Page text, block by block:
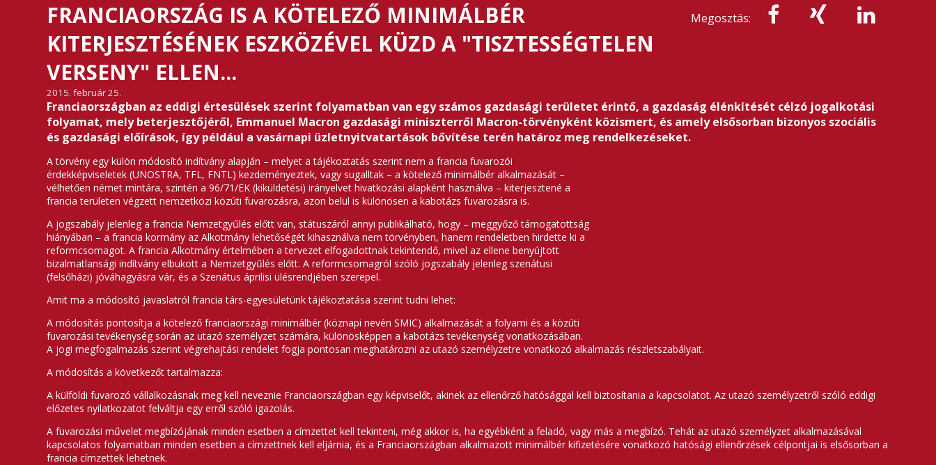
Megosztás:
FRANCIAORSZÁG IS A KÖTELEZŐ MINIMÁLBÉR
KITERJESZTÉSÉNEK ESZKÖZÉVEL KÜZD A "TISZTESSÉGTELEN
VERSENY" ELLEN...
2015. február 25.
Franciaországban az eddigi értesülések szerint folyamatban van egy számos gazdasági területet érintő, a gazdaság élénkítését célzó jogalkotási
folyamat, mely beterjesztőjéről, Emmanuel Macron gazdasági miniszterről Macron-törvényként közismert, és amely elsősorban bizonyos szociális
és gazdasági előírások, így például a vasárnapi üzletnyitvatartások bővítése terén határoz meg rendelkezéseket.
A törvény egy külön módosító indítvány alapján – melyet a tájékoztatás szerint nem a francia fuvarozói
érdekképviseletek (UNOSTRA, TFL, FNTL) kezdeményeztek, vagy sugalltak – a kötelező minimálbér alkalmazását –
vélhetően német mintára, szintén a 96/71/EK (kiküldetési) irányelvet hivatkozási alapként használva – kiterjesztené a
francia területen végzett nemzetközi közúti fuvarozásra, azon belül is különösen a kabotázs fuvarozásra is.
A jogszabály jelenleg a francia Nemzetgyűlés előtt van, státuszáról annyi publikálható, hogy – meggyőző támogatottság
hiányában – a francia kormány az Alkotmány lehetőségét kihasználva nem törvényben, hanem rendeletben hirdette ki a
reformcsomagot. A francia Alkotmány értelmében a tervezet elfogadottnak tekintendő, mivel az ellene benyújtott
bizalmatlansági indítvány elbukott a Nemzetgyűlés előtt. A reformcsomagról szóló jogszabály jelenleg szenátusi
(felsőházi) jóváhagyásra vár, és a Szenátus áprilisi ülésrendjében szerepel.
Amit ma a módosító javaslatról francia társ-egyesületünk tájékoztatása szerint tudni lehet:
A módosítás pontosítja a kötelező franciaországi minimálbér (köznapi nevén SMIC) alkalmazását a folyami és a közúti
fuvarozási tevékenység során az utazó személyzet számára, különösképpen a kabotázs tevékenység vonatkozásában.
A jogi megfogalmazás szerint végrehajtási rendelet fogja pontosan meghatározni az utazó személyzetre vonatkozó alkalmazás részletszabályait.
A módosítás a következőt tartalmazza:
A külföldi fuvarozó vállalkozásnak meg kell neveznie Franciaországban egy képviselőt, akinek az ellenőrző hatósággal kell biztosítania a kapcsolatot. Az utazó személyzetről szóló eddigi
előzetes nyilatkozatot felváltja egy erről szóló igazolás.
A fuvarozási művelet megbízójának minden esetben a címzettet kell tekinteni, még akkor is, ha egyébként a feladó, vagy más a megbízó. Tehát az utazó személyzet alkalmazásával
kapcsolatos folyamatban minden esetben a címzettnek kell eljárnia, és a Franciaországban alkalmazott minimálbér kifizetésére vonatkozó hatósági ellenőrzések célpontjai is elsősorban a
francia címzettek lehetnek.